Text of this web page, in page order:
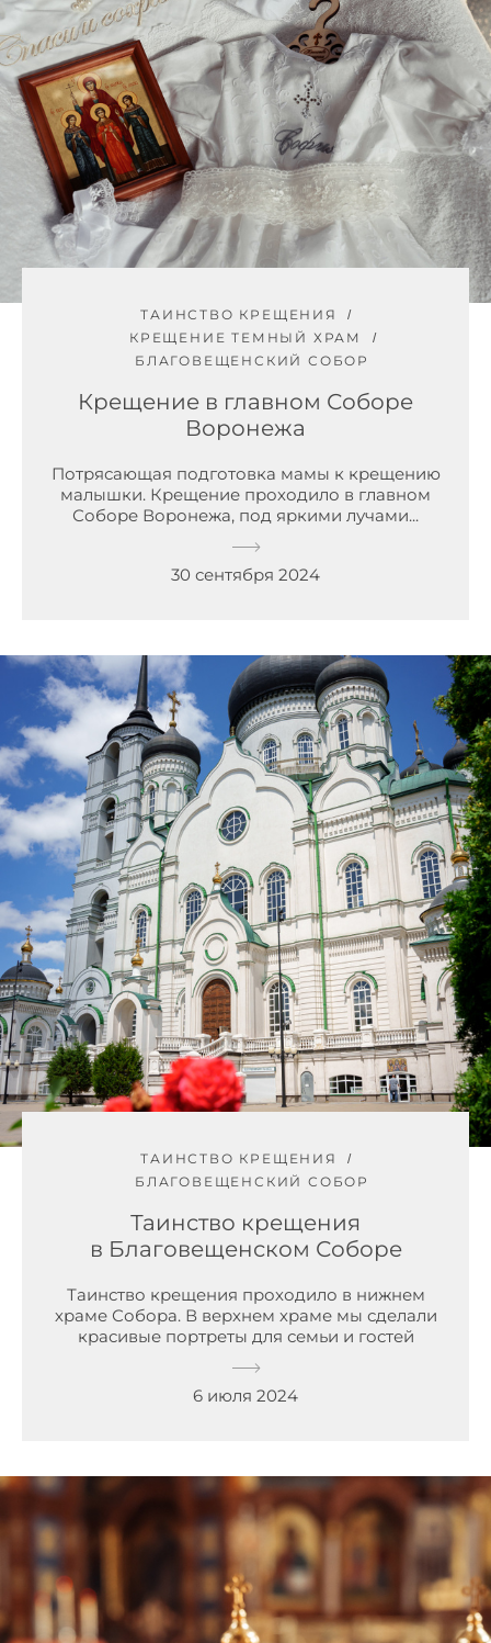
ТАИНСТВО КРЕЩЕНИЯ
КРЕЩЕНИЕ ТЕМНЫЙ ХРАМ
БЛАГОВЕЩЕНСКИЙ СОБОР
Крещение в главном Соборе
Воронежа
Потрясающая подготовка мамы к крещению
малышки. Крещение проходило в главном
Соборе Воронежа, под яркими лучами...
30 сентября 2024
ТАИНСТВО КРЕЩЕНИЯ
БЛАГОВЕЩЕНСКИЙ СОБОР
Таинство крещения
в Благовещенском Соборе
Таинство крещения проходило в нижнем
храме Собора. В верхнем храме мы сделали
красивые портреты для семьи и гостей
6 июля 2024